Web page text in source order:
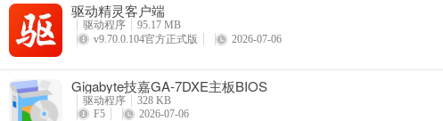
驱动精灵客户端
驱动程序
95.17 MB
v9.70.0.104官方正式版
2026-07-06
Gigabyte技嘉GA-7DXE主板BIOS
驱动程序
328 KB
F5
2026-07-06